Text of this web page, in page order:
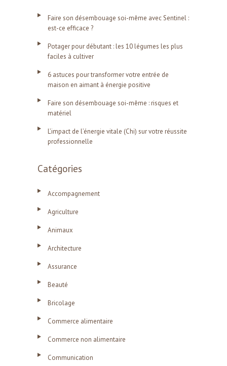
Faire son désembouage soi-même avec Sentinel :
est-ce efficace ?
Potager pour débutant : les 10 légumes les plus
faciles à cultiver
6 astuces pour transformer votre entrée de
maison en aimant à énergie positive
Faire son désembouage soi-même : risques et
matériel
L’impact de l’énergie vitale (Chi) sur votre réussite
professionnelle
Catégories
Accompagnement
Agriculture
Animaux
Architecture
Assurance
Beauté
Bricolage
Commerce alimentaire
Commerce non alimentaire
Communication